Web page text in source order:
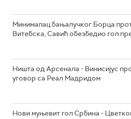
Минималац бањалучког Борца
Витебска, Савић обезбедио гол
Ништа од Арсенала - Винисијус
уговор са Реал Мадридом
Нови муњевит гол Србина -